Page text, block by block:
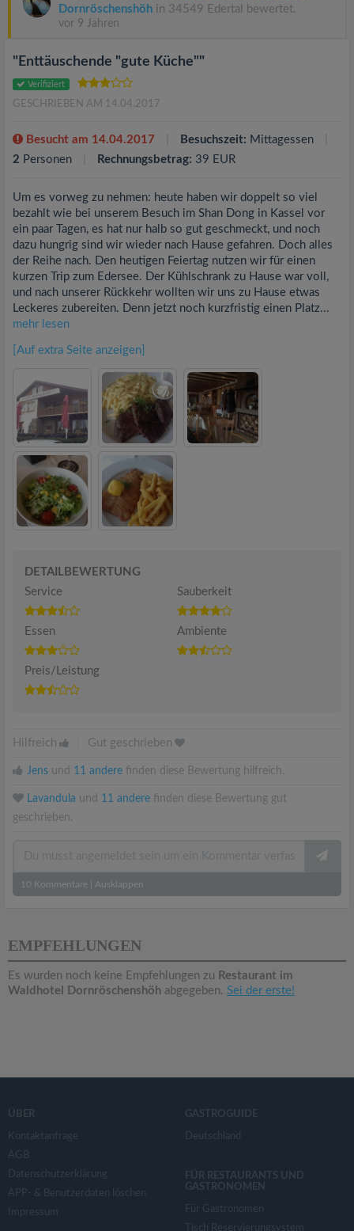
Dornröschenshöh in 34549 Edertal bewertet.
vor 9 Jahren
"Enttäuschende "gute Küche""
Verifiziert
GESCHRIEBEN AM 14.04.2017
Besucht am 14.04.2017 Besuchszeit: Mittagessen
2 Personen Rechnungsbetrag: 39 EUR
Um es vorweg zu nehmen: heute haben wir doppelt so viel
bezahlt wie bei unserem Besuch im Shan Dong in Kassel vor
ein paar Tagen, es hat nur halb so gut geschmeckt, und noch
dazu hungrig sind wir wieder nach Hause gefahren. Doch alles
der Reihe nach. Den heutigen Feiertag nutzen wir für einen
kurzen Trip zum Edersee. Der Kühlschrank zu Hause war voll,
und nach unserer Rückkehr wollten wir uns zu Hause etwas
Leckeres zubereiten. Denn jetzt noch kurzfristig einen Platz...
mehr lesen
[Auf extra Seite anzeigen]
DETAILBEWERTUNG
Service
Sauberkeit
Essen Ambiente
Preis/Leistung
Hilfreich Gut geschrieben
Jens und 11 andere finden diese Bewertung hilfreich.
Lavandula und 11 andere finden diese Bewertung gut
geschrieben.
10 Kommentare Ausklappen
EMPFEHLUNGEN
Es wurden noch keine Empfehlungen zu Restaurant im
Waldhotel Dornröschenshöh abgegeben. Sei der erste!
ÜBER
Kontaktanfrage
AGB
Datenschutzerklärung
APP- & Benutzerdaten löschen
Impressum
GASTROGUIDE
Deutschland
FÜR RESTAURANTS UND
GASTRONOMEN
Für Gastronomen
Tisch Reservierungsystem
o
n